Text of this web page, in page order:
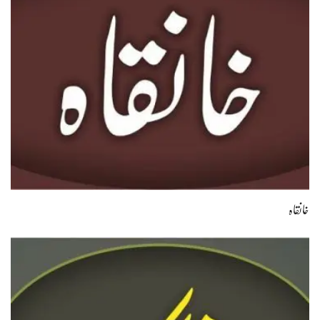
خانقاہ